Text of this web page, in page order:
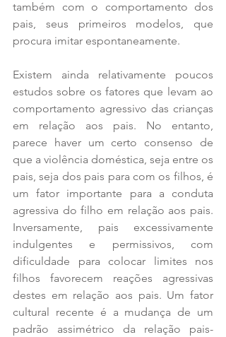
também com o comportamento dos
pais, seus primeiros modelos, que
procura imitar espontaneamente.
Existem ainda relativamente poucos
estudos sobre os fatores que levam ao
comportamento agressivo das crianças
em relação aos pais. No entanto,
parece haver um certo consenso de
que a violência doméstica, seja entre os
pais, seja dos pais para com os filhos, é
um fator importante para a conduta
agressiva do filho em relação aos pais.
Inversamente, pais excessivamente
indulgentes e permissivos, com
dificuldade para colocar limites nos
filhos favorecem reações agressivas
destes em relação aos pais. Um fator
cultural recente é a mudança de um
padrão assimétrico da relação pais-